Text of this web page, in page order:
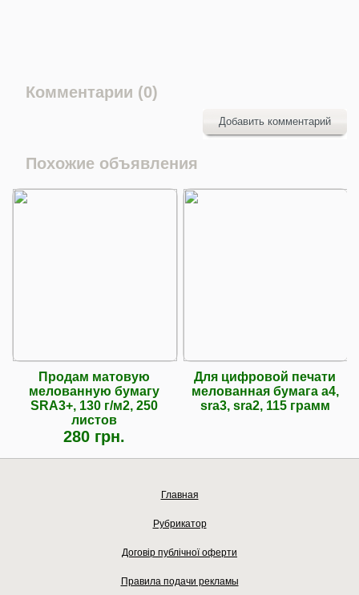
Комментарии (0)
Добавить комментарий
Похожие объявления
Продам матовую
мелованную бумагу
SRA3+, 130 г/м2, 250
листов
280 грн.
Для цифровой печати
мелованная бумага а4,
srа3, srа2, 115 грамм
Главная
Рубрикатор
Договір публічної оферти
Правила подачи рекламы